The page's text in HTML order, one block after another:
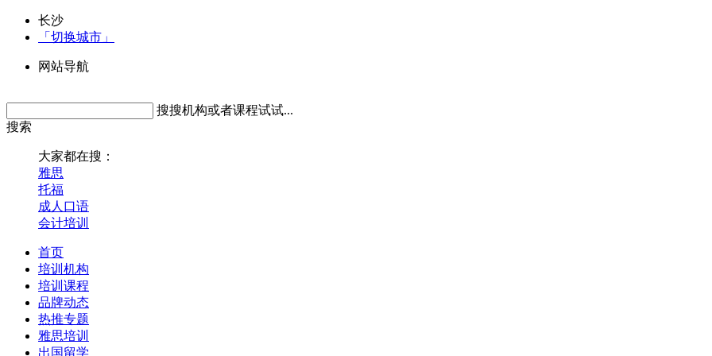
长沙
「切换城市」
网站导航
搜搜机构或者课程试试...
搜索
大家都在搜：
雅思
托福
成人口语
会计培训
首页
培训机构
培训课程
品牌动态
热推专题
雅思培训
出国留学